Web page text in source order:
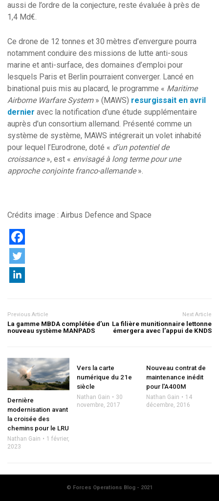
aussi de l’ordre de la conjecture, reste évaluée à près de
1,4 Md€.
Ce drone de 12 tonnes et 30 mètres d’envergure pourra
notamment conduire des missions de lutte anti-sous
marine et anti-surface, des domaines d’emploi pour
lesquels Paris et Berlin pourraient converger. Lancé en
binational puis mis au placard, le programme « Maritime
Airborne Warfare System» (MAWS) resurgissait en avril
dernier avec la notification d’une étude supplémentaire
auprès d’un consortium allemand. Présenté comme un
système de système, MAWS intégrerait un volet inhabité
pour lequel l’Eurodrone, doté « d’un potentiel de
croissance», est « envisagé à long terme pour une
approche conjointe franco-allemande».
Crédits image : Airbus Defence and Space
Previous Article
La gamme MBDA complétée d’un
nouveau système MANPADS
Next Article
La filière munitionnaire lettonne
émergera avec l’appui de KNDS
Dernière
modernisation avant
la croisée des
chemins pour le LRU
Nathan Gain
1 février,
2023
Vers la carte
numérique du 21e
siècle
Nathan Gain
30
novembre, 2017
Nouveau contrat de
maintenance inédit
pour l'A400M
Nathan Gain
14
décembre, 2016
© Forces Operations Blog - 2021